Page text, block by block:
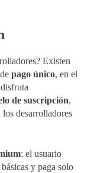
Existen
pago único, en el
de suscripción,
desarrolladores
: el usuario
y paga solo